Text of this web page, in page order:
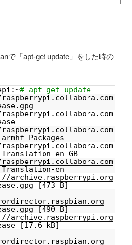
で「apt-get update」をした時の
# apt-get update
Packages
en_GB
en
archive.raspberrypi.org
[473 B]
[490 B]
archive.raspberrypi.org
[17.6 kB]